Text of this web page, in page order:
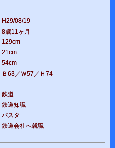
H29/08/19
8歳11ヶ月
129cm
21cm
54cm
Ｂ63／Ｗ57／Ｈ74
鉄道
鉄道知識
パスタ
鉄道会社へ就職